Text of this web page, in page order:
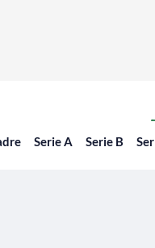
Serie A Serie B